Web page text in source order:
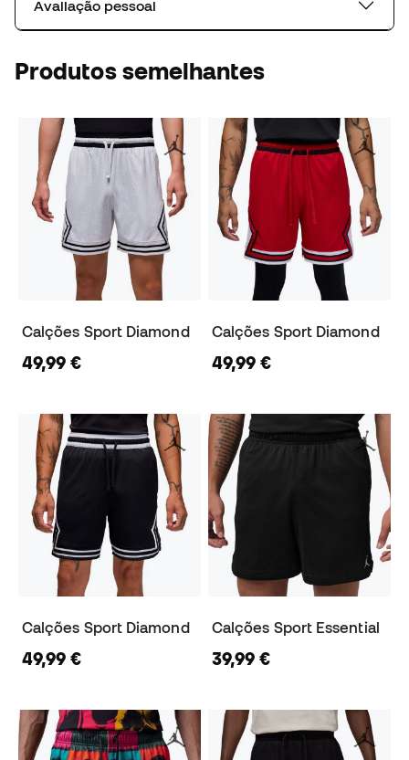
Avaliação pessoal
Produtos semelhantes
Calções Sport Diamond
49,99 €
Calções Sport Diamond
49,99 €
Calções Sport Diamond
49,99 €
Calções Sport Essential
39,99 €